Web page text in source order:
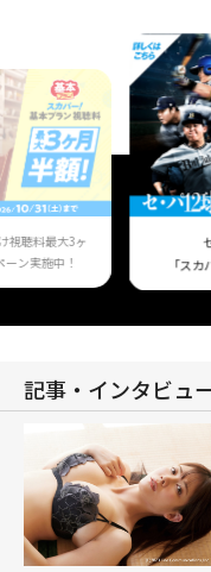
視聴料最大3ヶ
ン実施中！
「ス
記事・インタビュ